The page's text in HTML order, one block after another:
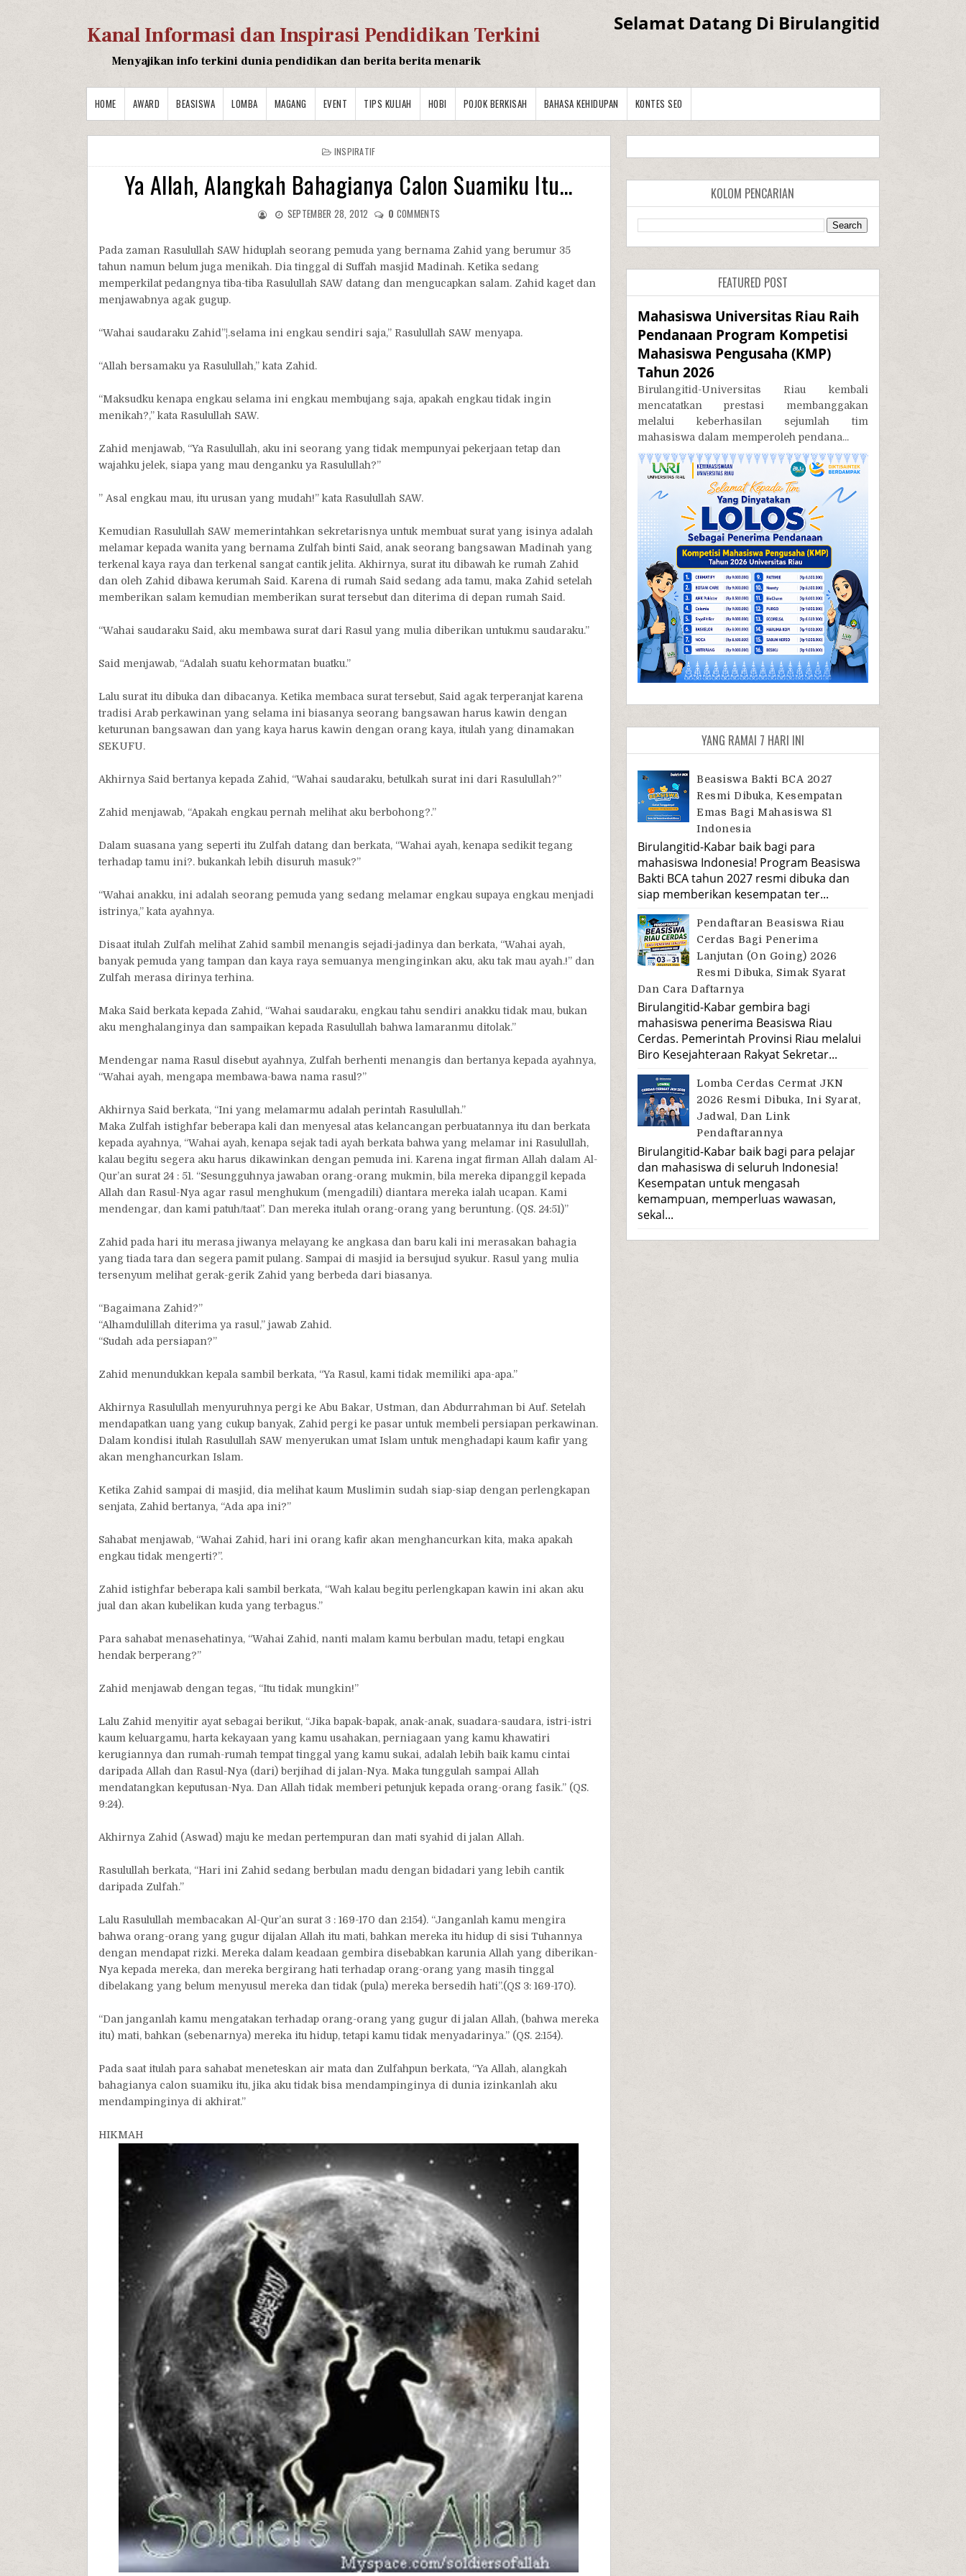
Kanal Informasi dan Inspirasi Pendidikan Terkini
Menyajikan info terkini dunia pendidikan dan berita berita menarik
Selamat Datang Di Birulangitid
HOME AWARD BEASISWA LOMBA MAGANG EVENT TIPS KULIAH HOBI POJOK BERKISAH BAHASA KEHIDUPAN KONTES SEO
INSPIRATIF
Ya Allah, Alangkah Bahagianya Calon Suamiku Itu…
SEPTEMBER 28, 2012 0 COMMENTS
Pada zaman Rasulullah SAW hiduplah seorang pemuda yang bernama Zahid yang berumur 35
tahun namun belum juga menikah. Dia tinggal di Suffah masjid Madinah. Ketika sedang
memperkilat pedangnya tiba-tiba Rasulullah SAW datang dan mengucapkan salam. Zahid kaget dan
menjawabnya agak gugup.
“Wahai saudaraku Zahid”¦.selama ini engkau sendiri saja,” Rasulullah SAW menyapa.
“Allah bersamaku ya Rasulullah,” kata Zahid.
“Maksudku kenapa engkau selama ini engkau membujang saja, apakah engkau tidak ingin
menikah?,” kata Rasulullah SAW.
Zahid menjawab, “Ya Rasulullah, aku ini seorang yang tidak mempunyai pekerjaan tetap dan
wajahku jelek, siapa yang mau denganku ya Rasulullah?”
” Asal engkau mau, itu urusan yang mudah!” kata Rasulullah SAW.
Kemudian Rasulullah SAW memerintahkan sekretarisnya untuk membuat surat yang isinya adalah
melamar kepada wanita yang bernama Zulfah binti Said, anak seorang bangsawan Madinah yang
terkenal kaya raya dan terkenal sangat cantik jelita. Akhirnya, surat itu dibawah ke rumah Zahid
dan oleh Zahid dibawa kerumah Said. Karena di rumah Said sedang ada tamu, maka Zahid setelah
memberikan salam kemudian memberikan surat tersebut dan diterima di depan rumah Said.
“Wahai saudaraku Said, aku membawa surat dari Rasul yang mulia diberikan untukmu saudaraku.”
Said menjawab, “Adalah suatu kehormatan buatku.”
Lalu surat itu dibuka dan dibacanya. Ketika membaca surat tersebut, Said agak terperanjat karena
tradisi Arab perkawinan yang selama ini biasanya seorang bangsawan harus kawin dengan
keturunan bangsawan dan yang kaya harus kawin dengan orang kaya, itulah yang dinamakan
SEKUFU.
Akhirnya Said bertanya kepada Zahid, “Wahai saudaraku, betulkah surat ini dari Rasulullah?”
Zahid menjawab, “Apakah engkau pernah melihat aku berbohong?.”
Dalam suasana yang seperti itu Zulfah datang dan berkata, “Wahai ayah, kenapa sedikit tegang
terhadap tamu ini?. bukankah lebih disuruh masuk?”
“Wahai anakku, ini adalah seorang pemuda yang sedang melamar engkau supaya engkau menjadi
istrinya,” kata ayahnya.
Disaat itulah Zulfah melihat Zahid sambil menangis sejadi-jadinya dan berkata, “Wahai ayah,
banyak pemuda yang tampan dan kaya raya semuanya menginginkan aku, aku tak mau ayah.!” dan
Zulfah merasa dirinya terhina.
Maka Said berkata kepada Zahid, “Wahai saudaraku, engkau tahu sendiri anakku tidak mau, bukan
aku menghalanginya dan sampaikan kepada Rasulullah bahwa lamaranmu ditolak.”
Mendengar nama Rasul disebut ayahnya, Zulfah berhenti menangis dan bertanya kepada ayahnya,
“Wahai ayah, mengapa membawa-bawa nama rasul?”
Akhirnya Said berkata, “Ini yang melamarmu adalah perintah Rasulullah.”
Maka Zulfah istighfar beberapa kali dan menyesal atas kelancangan perbuatannya itu dan berkata
kepada ayahnya, “Wahai ayah, kenapa sejak tadi ayah berkata bahwa yang melamar ini Rasulullah,
kalau begitu segera aku harus dikawinkan dengan pemuda ini. Karena ingat firman Allah dalam Al-
Qur’an surat 24 : 51. “Sesungguhnya jawaban orang-orang mukmin, bila mereka dipanggil kepada
Allah dan Rasul-Nya agar rasul menghukum (mengadili) diantara mereka ialah ucapan. Kami
mendengar, dan kami patuh/taat”. Dan mereka itulah orang-orang yang beruntung. (QS. 24:51)”
Zahid pada hari itu merasa jiwanya melayang ke angkasa dan baru kali ini merasakan bahagia
yang tiada tara dan segera pamit pulang. Sampai di masjid ia bersujud syukur. Rasul yang mulia
tersenyum melihat gerak-gerik Zahid yang berbeda dari biasanya.
“Bagaimana Zahid?”
“Alhamdulillah diterima ya rasul,” jawab Zahid.
“Sudah ada persiapan?”
Zahid menundukkan kepala sambil berkata, “Ya Rasul, kami tidak memiliki apa-apa.”
Akhirnya Rasulullah menyuruhnya pergi ke Abu Bakar, Ustman, dan Abdurrahman bi Auf. Setelah
mendapatkan uang yang cukup banyak, Zahid pergi ke pasar untuk membeli persiapan perkawinan.
Dalam kondisi itulah Rasulullah SAW menyerukan umat Islam untuk menghadapi kaum kafir yang
akan menghancurkan Islam.
Ketika Zahid sampai di masjid, dia melihat kaum Muslimin sudah siap-siap dengan perlengkapan
senjata, Zahid bertanya, “Ada apa ini?”
Sahabat menjawab, “Wahai Zahid, hari ini orang kafir akan menghancurkan kita, maka apakah
engkau tidak mengerti?”.
Zahid istighfar beberapa kali sambil berkata, “Wah kalau begitu perlengkapan kawin ini akan aku
jual dan akan kubelikan kuda yang terbagus.”
Para sahabat menasehatinya, “Wahai Zahid, nanti malam kamu berbulan madu, tetapi engkau
hendak berperang?”
Zahid menjawab dengan tegas, “Itu tidak mungkin!”
Lalu Zahid menyitir ayat sebagai berikut, “Jika bapak-bapak, anak-anak, suadara-saudara, istri-istri
kaum keluargamu, harta kekayaan yang kamu usahakan, perniagaan yang kamu khawatiri
kerugiannya dan rumah-rumah tempat tinggal yang kamu sukai, adalah lebih baik kamu cintai
daripada Allah dan Rasul-Nya (dari) berjihad di jalan-Nya. Maka tunggulah sampai Allah
mendatangkan keputusan-Nya. Dan Allah tidak memberi petunjuk kepada orang-orang fasik.” (QS.
9:24).
Akhirnya Zahid (Aswad) maju ke medan pertempuran dan mati syahid di jalan Allah.
Rasulullah berkata, “Hari ini Zahid sedang berbulan madu dengan bidadari yang lebih cantik
daripada Zulfah.”
Lalu Rasulullah membacakan Al-Qur’an surat 3 : 169-170 dan 2:154). “Janganlah kamu mengira
bahwa orang-orang yang gugur dijalan Allah itu mati, bahkan mereka itu hidup di sisi Tuhannya
dengan mendapat rizki. Mereka dalam keadaan gembira disebabkan karunia Allah yang diberikan-
Nya kepada mereka, dan mereka bergirang hati terhadap orang-orang yang masih tinggal
dibelakang yang belum menyusul mereka dan tidak (pula) mereka bersedih hati”.(QS 3: 169-170).
“Dan janganlah kamu mengatakan terhadap orang-orang yang gugur di jalan Allah, (bahwa mereka
itu) mati, bahkan (sebenarnya) mereka itu hidup, tetapi kamu tidak menyadarinya.” (QS. 2:154).
Pada saat itulah para sahabat meneteskan air mata dan Zulfahpun berkata, “Ya Allah, alangkah
bahagianya calon suamiku itu, jika aku tidak bisa mendampinginya di dunia izinkanlah aku
mendampinginya di akhirat.”
HIKMAH
KOLOM PENCARIAN
FEATURED POST
Mahasiswa Universitas Riau Raih
Pendanaan Program Kompetisi
Mahasiswa Pengusaha (KMP)
Tahun 2026
Birulangitid-Universitas Riau kembali
mencatatkan prestasi membanggakan
melalui keberhasilan sejumlah tim
mahasiswa dalam memperoleh pendana...
YANG RAMAI 7 HARI INI
Beasiswa Bakti BCA 2027
Resmi Dibuka, Kesempatan
Emas Bagi Mahasiswa S1
Indonesia
Birulangitid-Kabar baik bagi para
mahasiswa Indonesia! Program Beasiswa
Bakti BCA tahun 2027 resmi dibuka dan
siap memberikan kesempatan ter...
Pendaftaran Beasiswa Riau
Cerdas Bagi Penerima
Lanjutan (On Going) 2026
Resmi Dibuka, Simak Syarat
Dan Cara Daftarnya
Birulangitid-Kabar gembira bagi
mahasiswa penerima Beasiswa Riau
Cerdas. Pemerintah Provinsi Riau melalui
Biro Kesejahteraan Rakyat Sekretar...
Lomba Cerdas Cermat JKN
2026 Resmi Dibuka, Ini Syarat,
Jadwal, Dan Link
Pendaftarannya
Birulangitid-Kabar baik bagi para pelajar
dan mahasiswa di seluruh Indonesia!
Kesempatan untuk mengasah
kemampuan, memperluas wawasan,
sekal...